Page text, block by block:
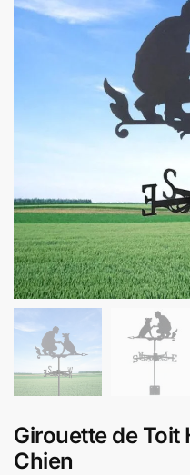
Girouette de Toit
Chien